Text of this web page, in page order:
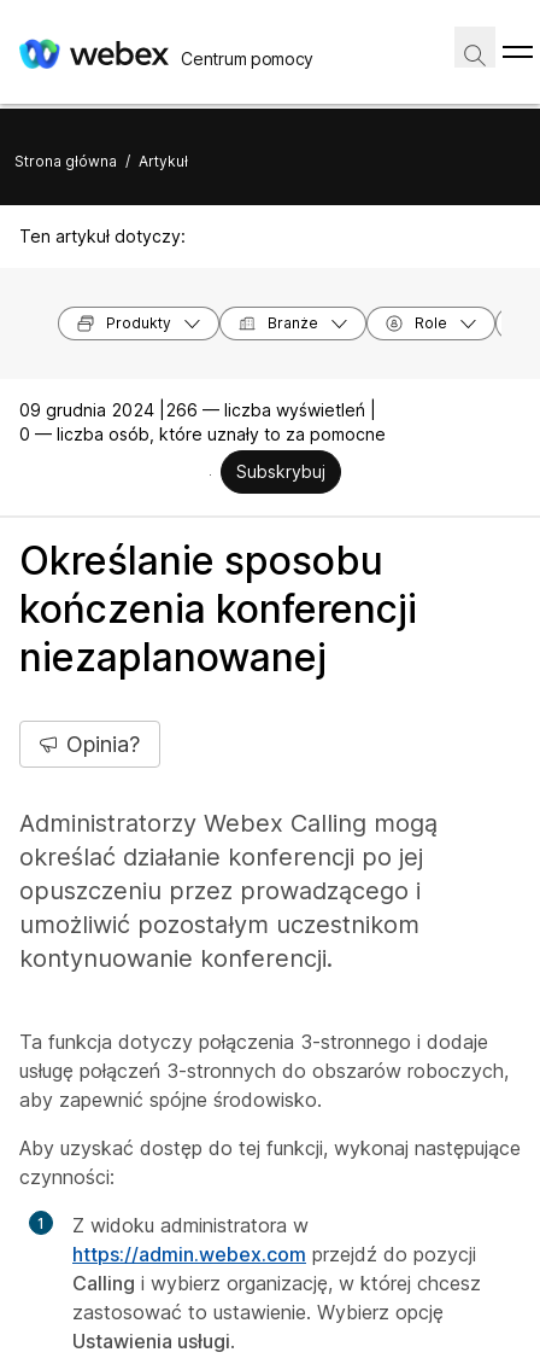
Centrum pomocy
Strona główna / Artykuł
Ten artykuł dotyczy:
Produkty Branże Role
09 grudnia 2024 |
266 — liczba wyświetleń |
0 — liczba osób, które uznały to za pomocne
Subskrybuj
Określanie sposobu
kończenia konferencji
niezaplanowanej
Opinia?
Administratorzy Webex Calling mogą
określać działanie konferencji po jej
opuszczeniu przez prowadzącego i
umożliwić pozostałym uczestnikom
kontynuowanie konferencji.
Ta funkcja dotyczy połączenia 3-stronnego i dodaje
usługę połączeń 3-stronnych do obszarów roboczych,
aby zapewnić spójne środowisko.
Aby uzyskać dostęp do tej funkcji, wykonaj następujące
czynności:
Z widoku administratora w
https://admin.webex.com przejdź do pozycji
Calling i wybierz organizację, w której chcesz
zastosować to ustawienie. Wybierz opcję
Ustawienia usługi.